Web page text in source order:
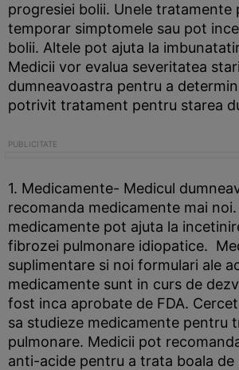
progresiei bolii. Unele tratamente
temporar simptomele sau pot
bolii. Altele pot ajuta la
Medicii vor evalua severitatea
dumneavoastra pentru a
potrivit tratament pentru starea
1. Medicamente- Medicul
recomanda medicamente mai
medicamente pot ajuta la
fibrozei pulmonare idiopatice.
suplimentare si noi formulari ale
medicamente sunt in curs de
fost inca aprobate de FDA.
sa studieze medicamente pentru
pulmonare. Medicii pot
anti-acide pentru a trata boala de